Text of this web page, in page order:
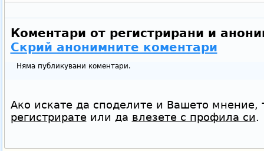
Коментари от регистрирани и
Скрий анонимните коментари
Няма публикувани коментари.
Ако искате да споделите и Вашето мнение,
регистриратеили да влезете с профила си.